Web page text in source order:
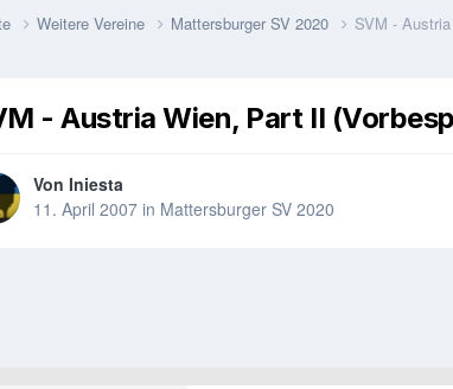
Weitere Vereine Mattersburger SV 2020 SVM -
- Austria Wien, Part II
Von Iniesta
11. April 2007 in Mattersburger SV 2020